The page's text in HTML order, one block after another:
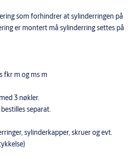
som forhindrer at sylinderringen på
er montert må sylinderring settes på
fkr m og ms m
3 nøkler.
separat.
sylinderkapper, skruer og evt.